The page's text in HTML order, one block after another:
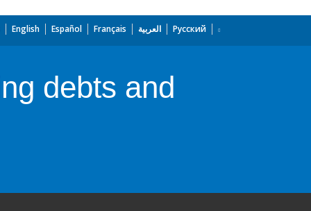
English Español Français العربية Русский
debts and